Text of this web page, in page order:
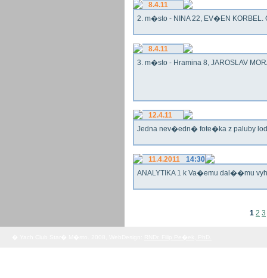
8.4.11
2. m�sto - NINA 22, EV�EN KORBEL.
8.4.11
3. m�sto - Hramina 8, JAROSLAV
12.4.11
Jedna nev�edn� fote�ka z paluby
11.4.2011
14:30
ANALYTIKA 1 k Va�emu dal��mu
1 2 3